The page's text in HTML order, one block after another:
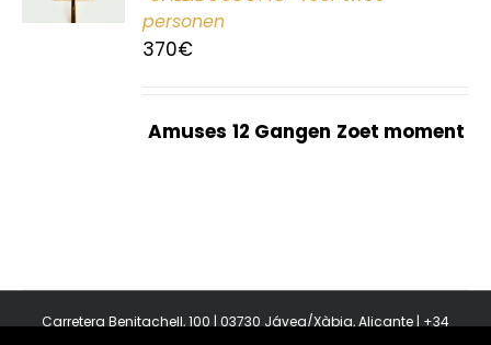
personen
370€
Amuses 12 Gangen Zoet moment
Carretera Benitachell, 100 | 03730 Jávea/Xàbia, Alicante | +34